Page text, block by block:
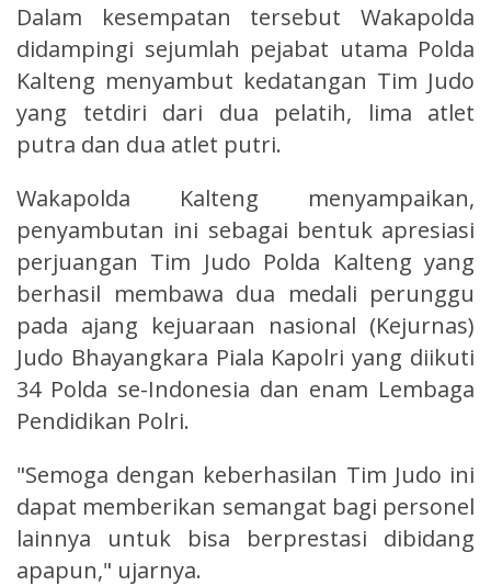
Dalam kesempatan tersebut Wakapolda
didampingi sejumlah pejabat utama Polda
Kalteng menyambut kedatangan Tim Judo
yang tetdiri dari dua pelatih, lima atlet
putra dan dua atlet putri.
Wakapolda Kalteng menyampaikan,
penyambutan ini sebagai bentuk apresiasi
perjuangan Tim Judo Polda Kalteng yang
berhasil membawa dua medali perunggu
pada ajang kejuaraan nasional (Kejurnas)
Judo Bhayangkara Piala Kapolri yang diikuti
34 Polda se-Indonesia dan enam Lembaga
Pendidikan Polri.
"Semoga dengan keberhasilan Tim Judo ini
dapat memberikan semangat bagi personel
lainnya untuk bisa berprestasi dibidang
apapun," ujarnya.